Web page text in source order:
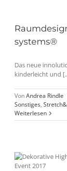
systems®
Das neue
kinderleicht und
VonAndrea Rindle
Sonstiges,
Weiterlesen